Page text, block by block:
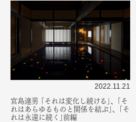
2022.11.21
宮島達男 ｢それは変化し続ける｣、｢そ
れはあらゆるものと関係を結ぶ｣、｢そ
れは永遠に続く｣前編